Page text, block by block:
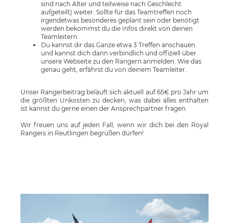
sind nach Alter und teilweise nach Geschlecht
aufgeteilt) weiter. Sollte für das Teamtreffen noch
irgendetwas besonderes geplant sein oder benötigt
werden bekommst du die Infos direkt von deinen
Teamleitern.
Du kannst dir das Ganze etwa 3 Treffen anschauen
und kannst dich dann verbindlich und offiziell über
unsere Webseite zu den Rangern anmelden. Wie das
genau geht, erfährst du von deinem Teamleiter.
Unser Rangerbeitrag beläuft sich aktuell auf 65€ pro Jahr um
die größten Unkosten zu decken, was dabei alles enthalten
ist kannst du gerne einen der Ansprechpartner fragen.
Wir freuen uns auf jeden Fall, wenn wir dich bei den Royal
Rangers in Reutlingen begrüßen dürfen!